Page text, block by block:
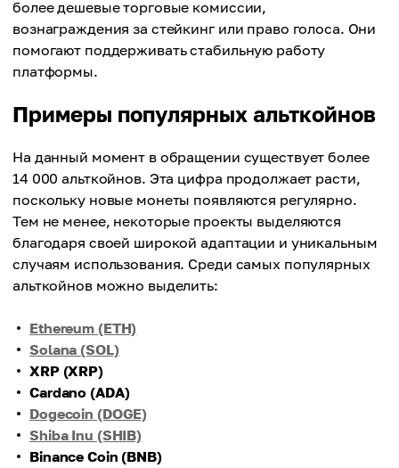
более дешевые торговые комиссии,
вознаграждения за стейкинг или право голоса. Они
помогают поддерживать стабильную работу
платформы.
Примеры популярных альткойнов
На данный момент в обращении существует более
14 000 альткойнов. Эта цифра продолжает расти,
поскольку новые монеты появляются регулярно.
Тем не менее, некоторые проекты выделяются
благодаря своей широкой адаптации и уникальным
случаям использования. Среди самых популярных
альткойнов можно выделить:
Ethereum (ETH)
Solana (SOL)
XRP (XRP)
Cardano (ADA)
Dogecoin (DOGE)
Shiba Inu (SHIB)
Binance Coin (BNB)